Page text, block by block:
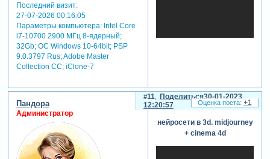
Последний визит:
27-07-2026 00:16:05
Параметры компьютера:Intel Core
i7-10700 2900 МГц 8-ядерный;
32Gb; ОС Windows 10-64bit; PSP
9.0.3797 Rus; Adobe Master
Collection СС; iClone-7
Поделиться
11
30-01-2023
12:20:57
Пандора
Администратор
нейросети в 3d. midjourney
+ cinema 4d
+1